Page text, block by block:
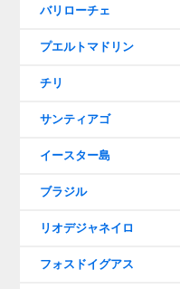
バリローチェ
プエルトマドリン
チリ
サンティアゴ
イースター島
ブラジル
リオデジャネイロ
フォスドイグアス